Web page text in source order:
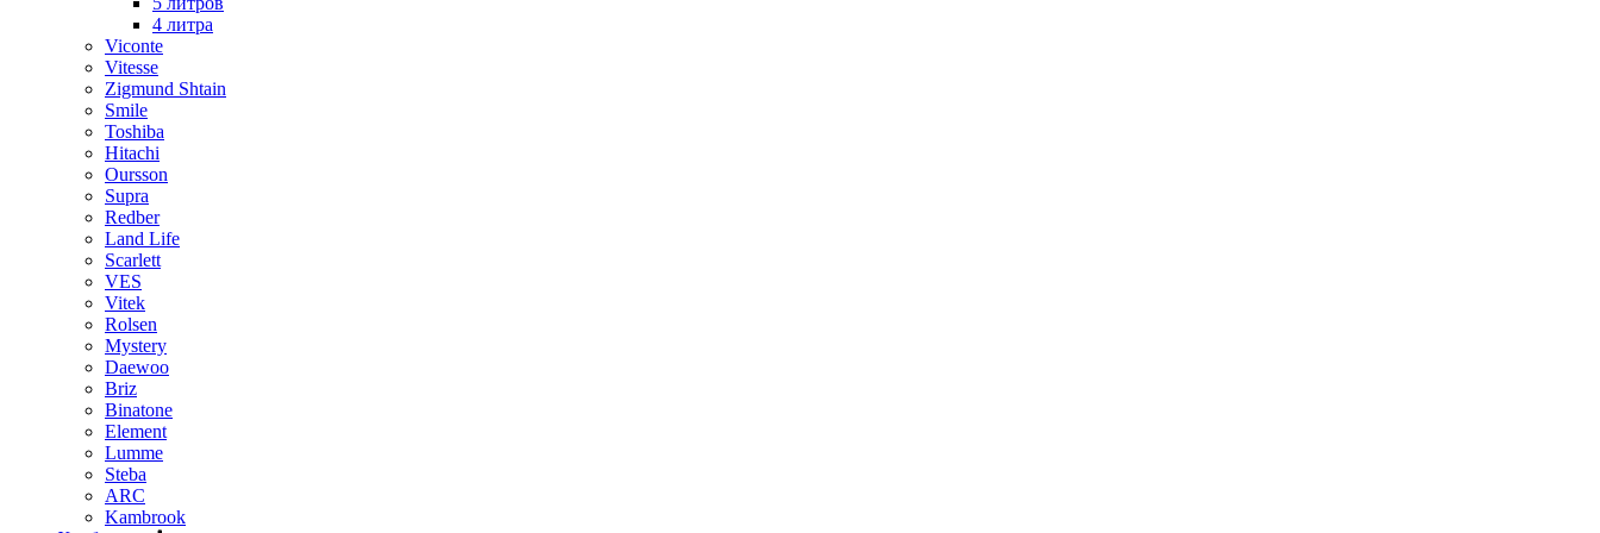
4 литра
Viconte
Vitesse
Zigmund Shtain
Smile
Toshiba
Hitachi
Oursson
Supra
Redber
Land Life
Scarlett
VES
Vitek
Rolsen
Mystery
Daewoo
Briz
Binatone
Element
Lumme
Steba
ARC
Kambrook